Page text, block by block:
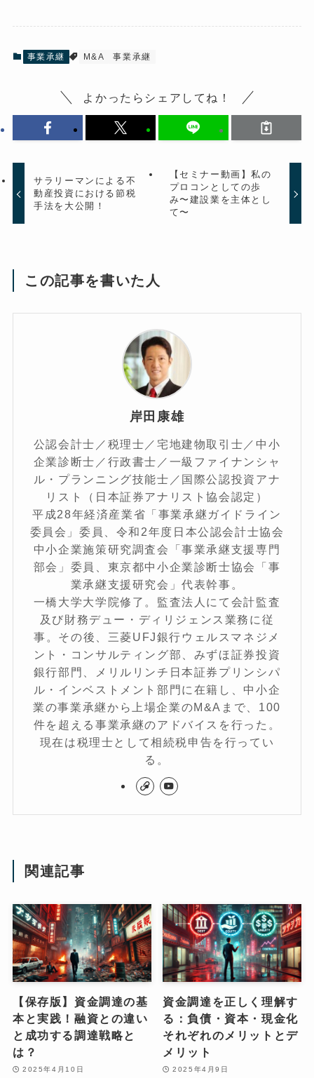
事業承継 M&A 事業承継
よかったらシェアしてね！
サラリーマンによる不
動産投資における節税
手法を大公開！
【セミナー動画】私の
プロコンとしての歩
み〜建設業を主体とし
て〜
この記事を書いた人
岸田康雄
公認会計士／税理士／宅地建物取引士／中小
企業診断士／行政書士／一級ファイナンシャ
ル・プランニング技能士／国際公認投資アナ
リスト（日本証券アナリスト協会認定）
平成28年経済産業省「事業承継ガイドライン
委員会」委員、令和2年度日本公認会計士協会
中小企業施策研究調査会「事業承継支援専門
部会」委員、東京都中小企業診断士協会「事
業承継支援研究会」代表幹事。
一橋大学大学院修了。監査法人にて会計監査
及び財務デュー・ディリジェンス業務に従
事。その後、三菱UFJ銀行ウェルスマネジメ
ント・コンサルティング部、みずほ証券投資
銀行部門、メリルリンチ日本証券プリンシパ
ル・インベストメント部門に在籍し、中小企
業の事業承継から上場企業のM&Aまで、100
件を超える事業承継のアドバイスを行った。
現在は税理士として相続税申告を行ってい
る。
関連記事
【保存版】資金調達の基
本と実践！融資との違い
と成功する調達戦略と
は？
2025年4月10日
資金調達を正しく理解す
る：負債・資本・現金化
それぞれのメリットとデ
メリット
2025年4月9日